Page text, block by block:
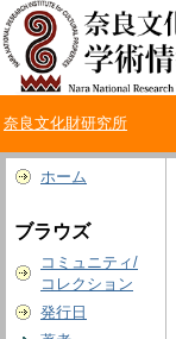
奈良文化財研究所
ホーム
ブラウズ
コミュニティ/
コレクション
発行日